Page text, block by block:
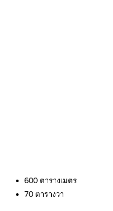
600 ตารางเมตร
70 ตารางวา